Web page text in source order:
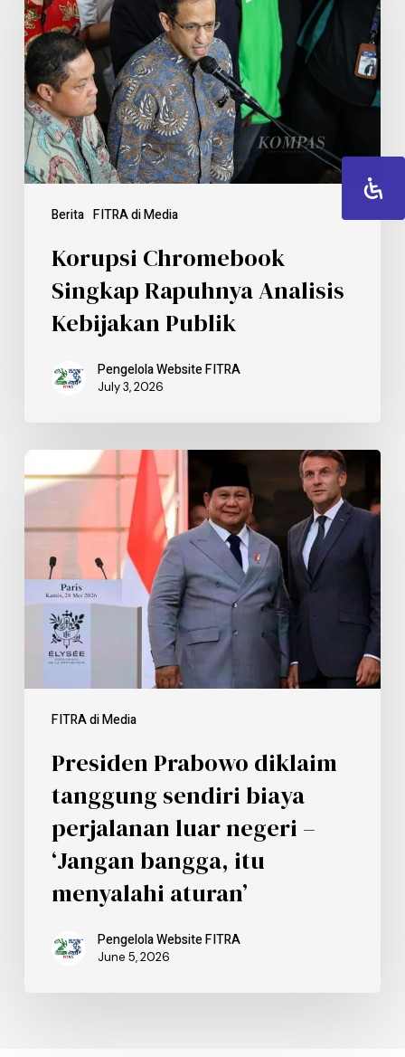
Berita FITRA di Media
Korupsi Chromebook
Singkap Rapuhnya Analisis
Kebijakan Publik
Pengelola Website FITRA
July 3, 2026
FITRA di Media
Presiden Prabowo diklaim
tanggung sendiri biaya
perjalanan luar negeri –
‘Jangan bangga, itu
menyalahi aturan’
Pengelola Website FITRA
June 5, 2026